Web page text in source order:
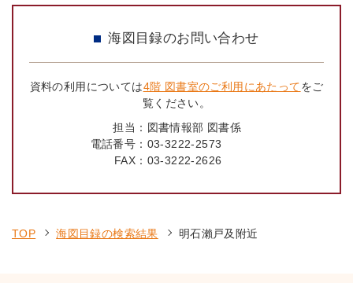
海図目録のお問い合わせ
資料の利用については4階 図書室のご利用にあたってをご
覧ください。
担当： 図書情報部 図書係
電話番号： 03-3222-2573
FAX： 03-3222-2626
TOP 海図目録の検索結果 明石瀨戸及附近